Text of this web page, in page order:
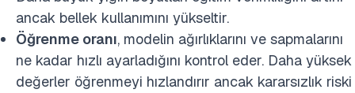
ancak bellek kullanımını yükseltir.
Öğrenme oranı, modelin ağırlıklarını ve sapmalarını
ne kadar hızlı ayarladığını kontrol eder. Daha yüksek
değerler öğrenmeyi hızlandırır ancak kararsızlık riski